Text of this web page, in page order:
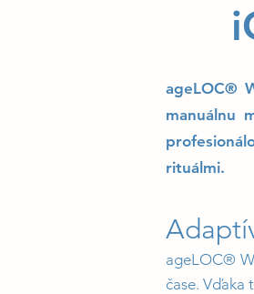
ageLOC®
manuálnu
rituálmi.
ageLOC®
čase. Vďaka